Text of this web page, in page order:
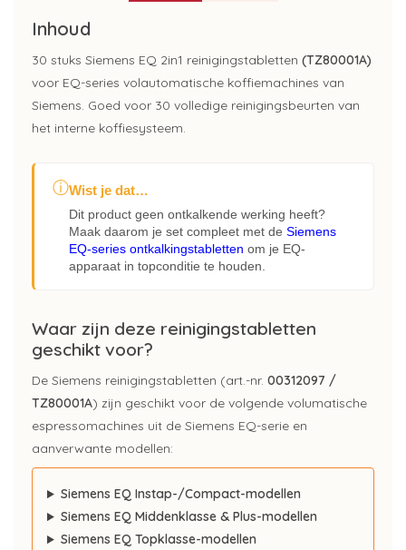
Inhoud
30 stuks Siemens EQ 2in1 reinigingstabletten (TZ80001A)
voor EQ-series volautomatische koffiemachines van
Siemens. Goed voor 30 volledige reinigingsbeurten van
het interne koffiesysteem.
ⓘWist je dat…
Dit product geen ontkalkende werking heeft?
Maak daarom je set compleet met de Siemens
EQ-series ontkalkingstabletten om je EQ-
apparaat in topconditie te houden.
Waar zijn deze reinigingstabletten
geschikt voor?
De Siemens reinigingstabletten (art.-nr. 00312097 /
TZ80001A) zijn geschikt voor de volgende volumatische
espressomachines uit de Siemens EQ-serie en
aanverwante modellen:
Siemens EQ Instap-/Compact-modellen
Siemens EQ Middenklasse & Plus-modellen
Siemens EQ Topklasse-modellen